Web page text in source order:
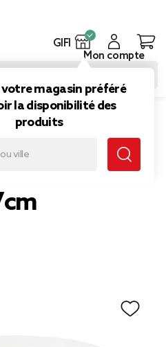
GIFI
magasin préféré
la disponibilité des
produits
Mon compte
motif
blanc et